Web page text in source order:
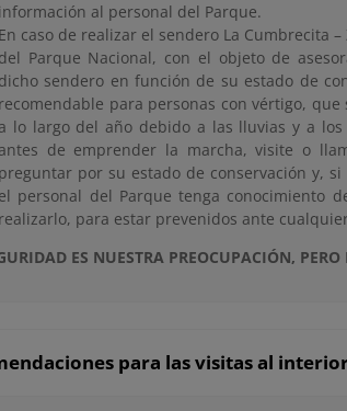
información al personal del Parque.
En caso de realizar el sendero La Cumbrecita
del Parque Nacional, con el objeto de
dicho sendero en función de su estado de
recomendable para personas con vértigo,
a lo largo del año debido a las lluvias y a
antes de emprender la marcha, visite o
preguntar por su estado de conservación y,
el personal del Parque tenga conocimiento
realizarlo, para estar prevenidos ante
ES NUESTRA PREOCUPACIÓN,
para las visitas al